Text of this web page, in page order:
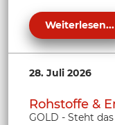
Weiterlesen...
28. Juli 2026
Rohstoffe &
GOLD - Steht